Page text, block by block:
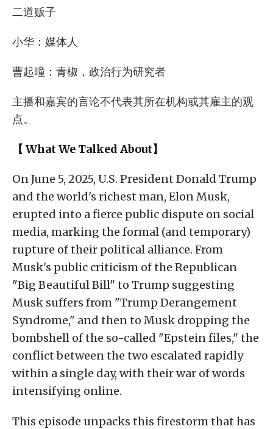
二道贩子
小华：媒体人
曹起曈：青椒，政治行为研究者
主播和嘉宾的言论不代表其所在机构或其雇主的观
点。
【 What We Talked About】
On June 5, 2025, U.S. President Donald Trump
and the world's richest man, Elon Musk,
erupted into a fierce public dispute on social
media, marking the formal (and temporary)
rupture of their political alliance. From
Musk's public criticism of the Republican
"Big Beautiful Bill" to Trump suggesting
Musk suffers from "Trump Derangement
Syndrome," and then to Musk dropping the
bombshell of the so-called "Epstein files," the
conflict between the two escalated rapidly
within a single day, with their war of words
intensifying online.
This episode unpacks this firestorm that has